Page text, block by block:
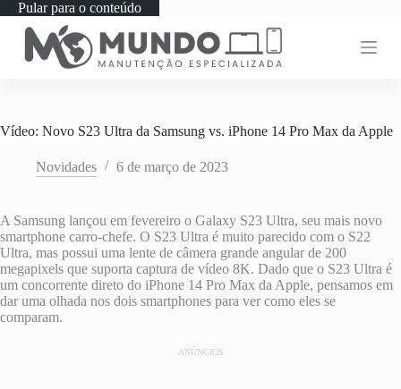
Pular para o conteúdo
Vídeo: Novo S23 Ultra da Samsung vs. iPhone 14 Pro Max da Apple
Novidades 6 de março de 2023
A Samsung lançou em fevereiro o Galaxy S23 Ultra, seu mais novo
smartphone carro-chefe. O S23 Ultra é muito parecido com o S22
Ultra, mas possui uma lente de câmera grande angular de 200
megapixels que suporta captura de vídeo 8K. Dado que o S23 Ultra é
um concorrente direto do iPhone 14 Pro Max da Apple, pensamos em
dar uma olhada nos dois smartphones para ver como eles se
comparam.
ANÚNCIOS